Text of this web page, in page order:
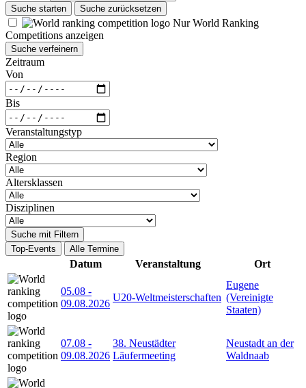
Suche starten Suche zurücksetzen
Nur World Ranking
Competitions anzeigen
Suche verfeinern
Zeitraum
Von
Bis
Veranstaltungstyp
Region
Altersklassen
Disziplinen
Suche mit Filtern
Top-Events
Alle Termine
Datum Veranstaltung Ort
05.08 -
09.08.2026
U20-Weltmeisterschaften
Eugene
(Vereinigte
Staaten)
07.08 -
09.08.2026
38. Neustädter
Läufermeeting
Neustadt an der
Waldnaab